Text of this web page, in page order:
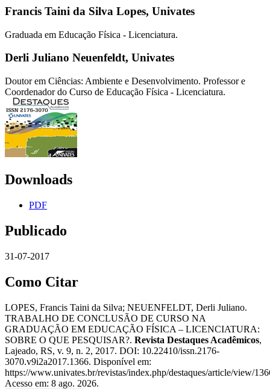
Francis Taini da Silva Lopes, Univates
Graduada em Educação Física - Licenciatura.
Derli Juliano Neuenfeldt, Univates
Doutor em Ciências: Ambiente e Desenvolvimento. Professor e
Coordenador do Curso de Educação Física - Licenciatura.
Downloads
PDF
Publicado
31-07-2017
Como Citar
LOPES, Francis Taini da Silva; NEUENFELDT, Derli Juliano.
TRABALHO DE CONCLUSÃO DE CURSO NA
GRADUAÇÃO EM EDUCAÇÃO FÍSICA – LICENCIATURA:
SOBRE O QUE PESQUISAR?. Revista Destaques Acadêmicos,
Lajeado, RS, v. 9, n. 2, 2017. DOI: 10.22410/issn.2176-
3070.v9i2a2017.1366. Disponível em:
https://www.univates.br/revistas/index.php/destaques/article/view/
Acesso em: 8 ago. 2026.